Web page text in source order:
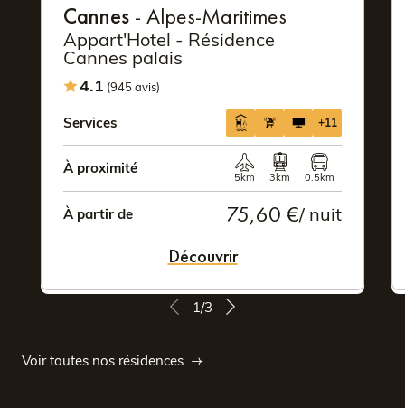
1/3
Cannes- Alpes-Maritimes
Appart'Hotel - Résidence
Cannes palais
4.1 (945 avis)
Services +11
À proximité
5km 3km 0.5km
À partir de 75,60 €/ nuit
Découvrir
Voir toutes nos résidences